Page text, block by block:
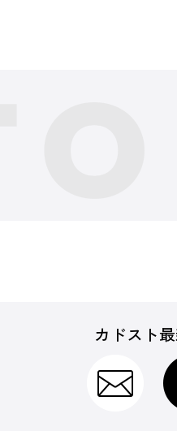
カドスト